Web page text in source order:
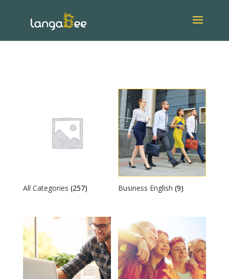
All Categories (257) Business English(9)